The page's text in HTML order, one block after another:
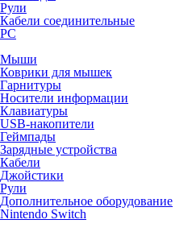
Рули
Кабели соединительные
PC
Мыши
Коврики для мышек
Гарнитуры
Носители информации
Клавиатуры
USB-накопители
Геймпады
Зарядные устройства
Кабели
Джойстики
Рули
Дополнительное оборудование
Nintendo Switch